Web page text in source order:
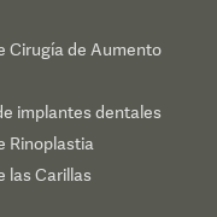
Cirugía de Aumento
implantes dentales
Rinoplastia
las Carillas